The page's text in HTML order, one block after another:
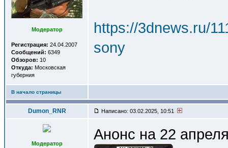
Модератор
Регистрация: 24.04.2007
Сообщений: 6349
Обзоров: 10
Откуда: Московская
губерния
https://3dnews.ru/
sony
В начало страницы
Dumon_RNR Написано: 03.02.2025, 10:51
Модератор
Анонс на 22